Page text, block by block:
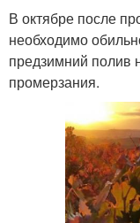
В октябре после
необходимо
предзимний полив
промерзания.